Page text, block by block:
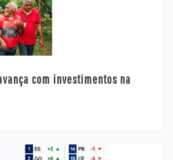
com investimentos na